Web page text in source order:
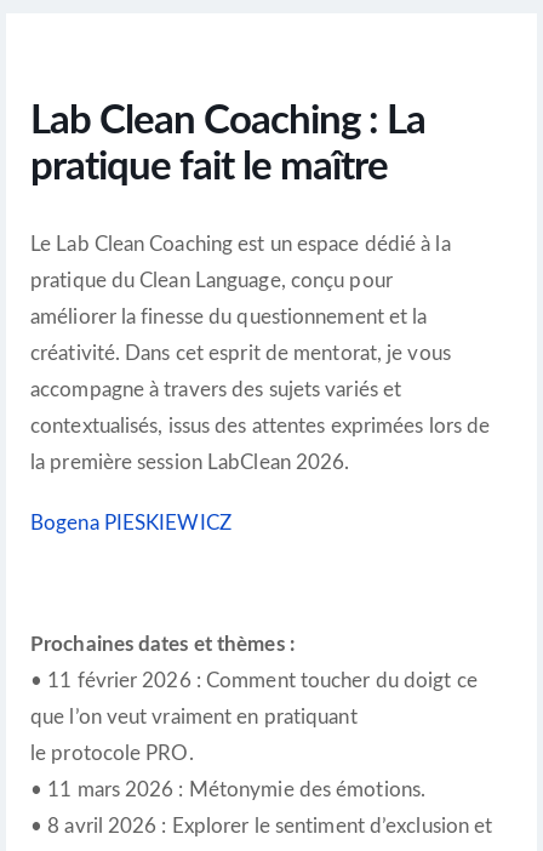
Lab Clean Coaching : La
pratique fait le maître
Le Lab Clean Coaching est un espace dédié à la
pratique du Clean Language, conçu pour
améliorer la finesse du questionnement et la
créativité. Dans cet esprit de mentorat, je vous
accompagne à travers des sujets variés et
contextualisés, issus des attentes exprimées lors de
la première session LabClean 2026.
Bogena PIESKIEWICZ
Prochaines dates et thèmes :
• 11 février 2026 : Comment toucher du doigt ce
que l’on veut vraiment en pratiquant
le protocole PRO.
• 11 mars 2026 : Métonymie des émotions.
• 8 avril 2026 : Explorer le sentiment d’exclusion et